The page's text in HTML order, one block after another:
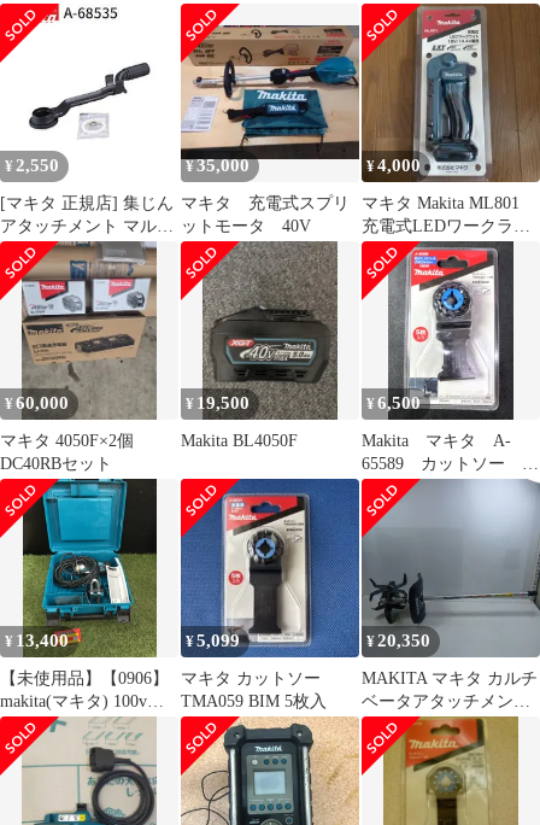
☆ 14.4V/18Vバッテ
リ・AC100V両用スタン
ドライト [IT_19IP4][岡
ツールマウントマキタ
LXT用(4個入り) ブラッ
ク TMMK18BLK4 未
使用 送料無料
¥ 2,550
[マキタ 正規店] 集じん
アタッチメント マルチ
ツール TM30D用
¥35,000
マキタ 充電式スプリ
ットモータ 40V
¥4,000
マキタ Makita ML801
充電式LEDワークライ
ト
¥60,000
マキタ 4050F×2個
DC40RBセット
¥ 19,500
Makita BL4050F
¥6,500
Makita マキタ A-
65589 カットソー
TMA061HM
¥ 13,400
【未使用品】【0906】
makita(マキタ) 100vイ
ンパクトドライバ 青
6955 IT43GCPAVJ62
¥5,099
マキタ カットソー
TMA059 BIM 5枚入
¥20,350
MAKITA マキタ カルチ
ベータアタッチメント
KR401MP グレー